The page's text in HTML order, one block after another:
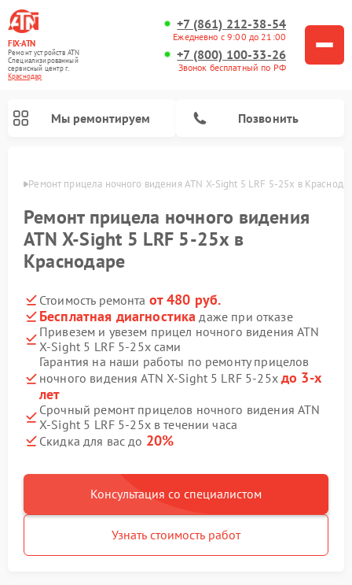
FIX-ATN
Ремонт устройств ATN
Специализированный
cервисный центр г.
Краснодар
+7 (861) 212-38-54
Ежедневно с 9:00 до 21:00
+7 (800) 100-33-26
Звонок бесплатный по РФ
Мы ремонтируем Позвонить
Ремонт прицела ночного видения ATN X-Sight 5 LRF 5-25x в
Ремонт прицела ночного видения
ATN X-Sight 5 LRF 5-25x в
Краснодаре
Стоимость ремонта от 480 руб.
Бесплатная диагностика даже при отказе
Привезем и увезем прицел ночного видения ATN
X-Sight 5 LRF 5-25x сами
Гарантия на наши работы по ремонту прицелов
ночного видения ATN X-Sight 5 LRF 5-25x до 3-х
лет
Срочный ремонт прицелов ночного видения ATN
X-Sight 5 LRF 5-25x в течении часа
Скидка для вас до 20%
Консультация со специалистом
Узнать стоимость работ